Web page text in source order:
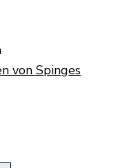
von Spinges